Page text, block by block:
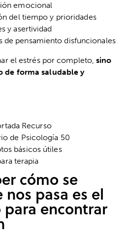
emocional
del tiempo y prioridades
y asertividad
de pensamiento disfuncionales
el estrés por completo,sino
de forma saludable y
cómo se
pasa es el
encontrar